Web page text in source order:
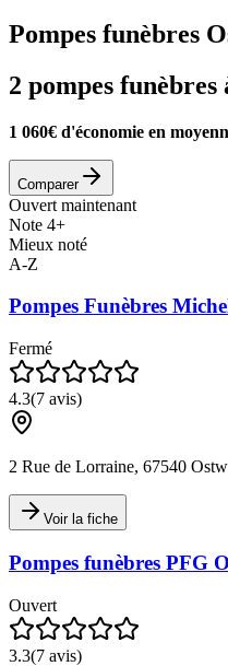
Pompes funèbres
2 pompes funèbres
1 060€ d'économie en
Comparer
Ouvert maintenant
Note 4+
Mieux noté
A-Z
Pompes Funèbres
Fermé
4.3(7 avis)
2 Rue de Lorraine, 67540
Voir la fiche
Pompes funèbres PFG
Ouvert
3.3(7 avis)